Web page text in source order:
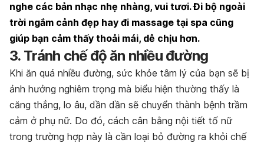
nghe các bản nhạc nhẹ nhàng, vui tươi. Đi bộ ngoài
trời ngắm cảnh đẹp hay đi massage tại spa cũng
giúp bạn cảm thấy thoải mái, dễ chịu hơn.
3. Tránh chế độ ăn nhiều đường
Khi ăn quá nhiều đường, sức khỏe tâm lý của bạn sẽ bị
ảnh hưởng nghiêm trọng mà biểu hiện thường thấy là
căng thẳng, lo âu, dần dần sẽ chuyển thành bệnh trầm
cảm ở phụ nữ. Do đó, cách cân bằng nội tiết tố nữ
trong trường hợp này là cần loại bỏ đường ra khỏi chế